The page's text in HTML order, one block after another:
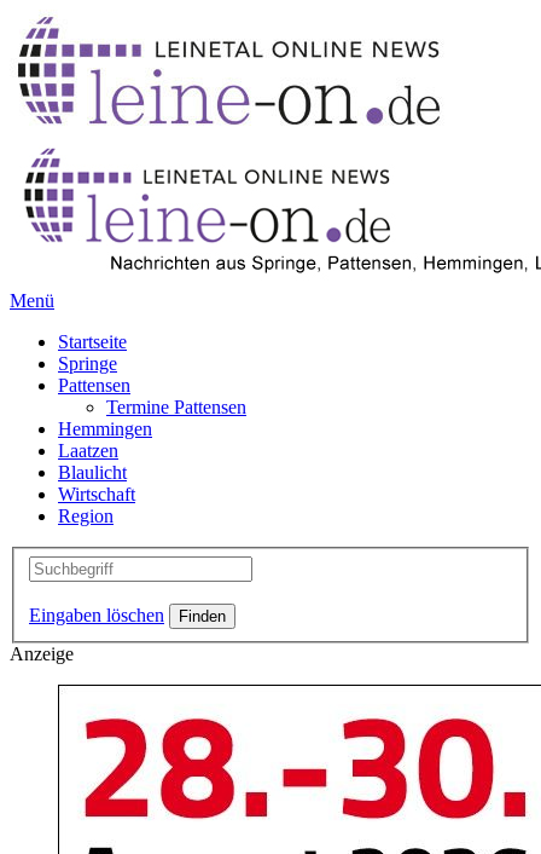
Menü
Startseite
Springe
Pattensen
Termine Pattensen
Hemmingen
Laatzen
Blaulicht
Wirtschaft
Region
Eingaben löschen
Anzeige